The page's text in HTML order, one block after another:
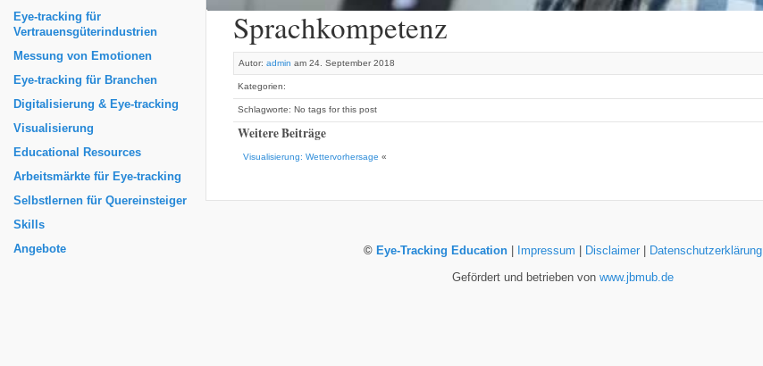
Eye-tracking für
Vertrauensgüterindustrien
Messung von Emotionen
Eye-tracking für Branchen
Digitalisierung & Eye-tracking
Visualisierung
Educational Resources
Arbeitsmärkte für Eye-tracking
Selbstlernen für Quereinsteiger
Skills
Angebote
Sprachkompetenz
Autor: admin am 24. September 2018
Kategorien:
Schlagworte: No tags for this post
Weitere Beiträge
Visualisierung: Wettervorhersage «
© Eye-Tracking Education| Impressum Disclaimer| Datenschutzerklärung
Gefördert und betrieben von www.jbmub.de